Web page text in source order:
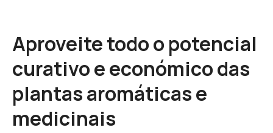
s
a
c
m
U
Aproveite todo o potencial
curativo e económico das
plantas aromáticas e
medicinais